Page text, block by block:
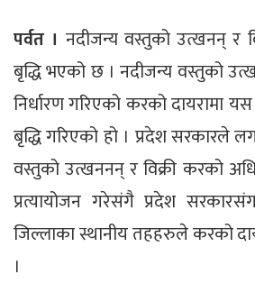
पर्वत । नदीजन्य वस्तुको उत्खनन् र
बृद्धि भएको छ । नदीजन्य वस्तुको
निर्धारण गरिएको करको दायरामा यस
बृद्धि गरिएको हो । प्रदेश सरकारले
वस्तुको उत्खननन् र विक्री करको
प्रत्यायोजन गरेसंगै प्रदेश
जिल्लाका स्थानीय तहहरुले करको
।